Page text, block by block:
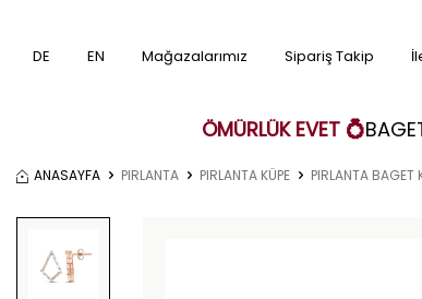
DE EN Mağazalarımız Sipariş Takip
ÖMÜRLÜK EVET 💍
ANASAYFA PIRLANTA PIRLANTA KÜPE PIRLANTA BAGET